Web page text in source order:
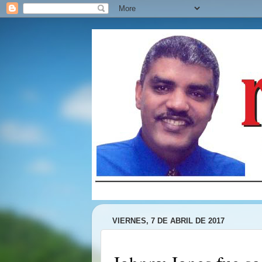
VIERNES, 7 DE ABRIL DE 2017